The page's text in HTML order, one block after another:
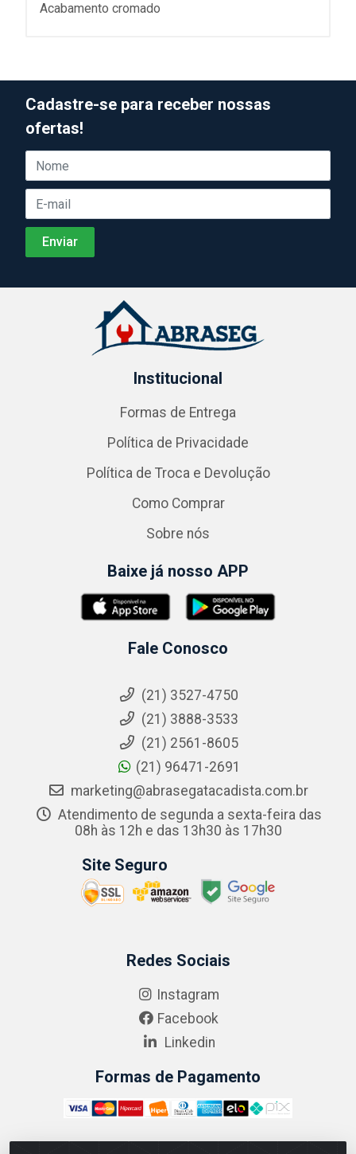
Acabamento cromado
Cadastre-se para receber nossas
ofertas!
Institucional
Formas de Entrega
Política de Privacidade
Política de Troca e Devolução
Como Comprar
Sobre nós
Baixe já nosso APP
Fale Conosco
(21) 3527-4750
(21) 3888-3533
(21) 2561-8605
(21) 96471-2691
marketing@abrasegatacadista.com.br
Atendimento de segunda a sexta-feira das
08h às 12h e das 13h30 às 17h30
Site Seguro
Redes Sociais
Instagram
Facebook
Linkedin
Formas de Pagamento